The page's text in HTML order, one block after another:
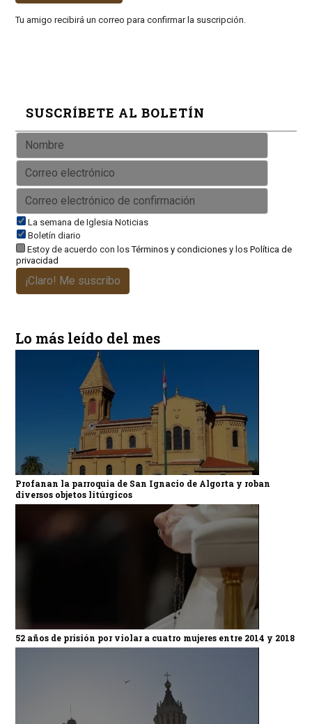
Tu amigo recibirá un correo para confirmar la suscripción.
SUSCRÍBETE AL BOLETÍN
La semana de Iglesia Noticias
Boletín diario
Estoy de acuerdo con losTérminos y condicionesy los Política de
privacidad
¡Claro! Me suscribo
Lo más leído del mes
Profanan la parroquia de San Ignacio de Algorta y roban
diversos objetos litúrgicos
52 años de prisión por violar a cuatro mujeres entre 2014 y 2018